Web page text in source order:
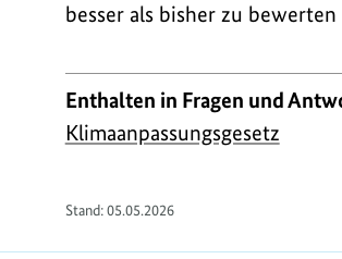
besser als bisher zu
Enthalten in Fragen und
Klimaanpassungsgesetz
Stand:05.05.2026